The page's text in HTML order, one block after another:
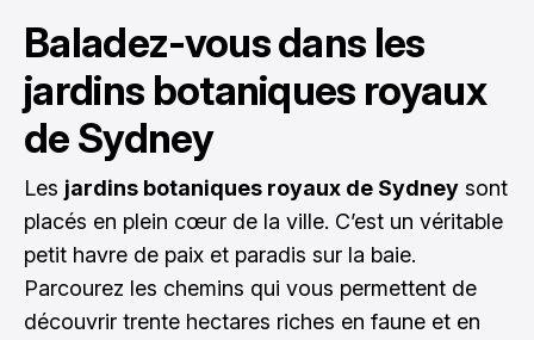
Baladez-vous dans les
jardins botaniques royaux
de Sydney
Les jardins botaniques royaux de Sydney sont
placés en plein cœur de la ville. C’est un véritable
petit havre de paix et paradis sur la baie.
Parcourez les chemins qui vous permettent de
découvrir trente hectares riches en faune et en